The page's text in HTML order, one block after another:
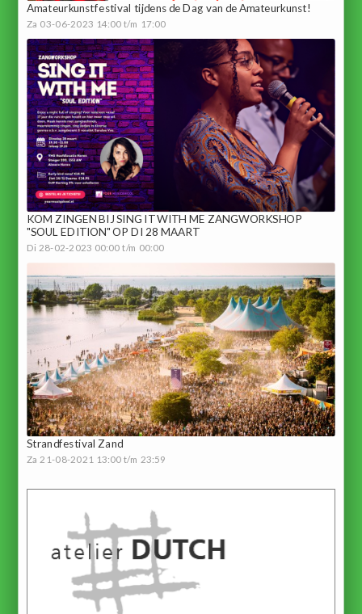
Amateurkunstfestival tijdens de Dag van de Amateurkunst!
Za 03-06-2023 14:00 t/m 17:00
KOM ZINGEN BIJ SING IT WITH ME ZANGWORKSHOP
"SOUL EDITION" OP DI 28 MAART
Di 28-02-2023 00:00 t/m 00:00
Strandfestival Zand
Za 21-08-2021 13:00 t/m 23:59